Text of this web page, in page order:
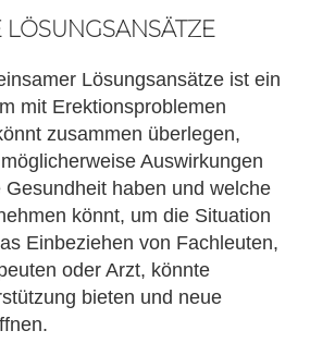
Lösungsansätze ist ein
mit Erektionsproblemen
zusammen überlegen,
Auswirkungen
haben und welche
könnt, um die Situation
Einbeziehen von Fachleuten,
oder Arzt, könnte
bieten und neue